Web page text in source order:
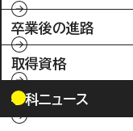
卒業後の進路
取得資格
学科ニュース